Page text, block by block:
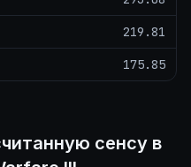
219.81
175.85
сенсу в